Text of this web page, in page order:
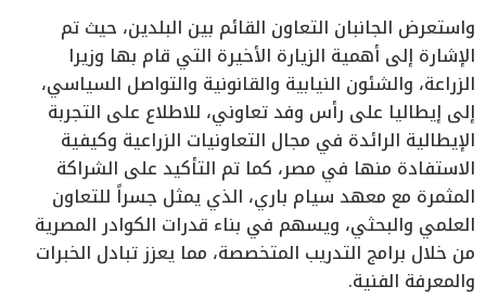
واستعرض الجانبان التعاون القائم بين البلدين، حيث تم
الإشارة إلى أهمية الزيارة الأخيرة التي قام بها وزيرا
الزراعة، والشئون النيابية والقانونية والتواصل السياسي،
إلى إيطاليا على رأس وفد تعاوني، للاطلاع على التجربة
الإيطالية الرائدة في مجال التعاونيات الزراعية وكيفية
الاستفادة منها في مصر، كما تم التأكيد على الشراكة
المثمرة مع معهد سيام باري، الذي يمثل جسراً للتعاون
العلمي والبحثي، ويسهم في بناء قدرات الكوادر المصرية
من خلال برامج التدريب المتخصصة، مما يعزز تبادل الخبرات
والمعرفة الفنية.